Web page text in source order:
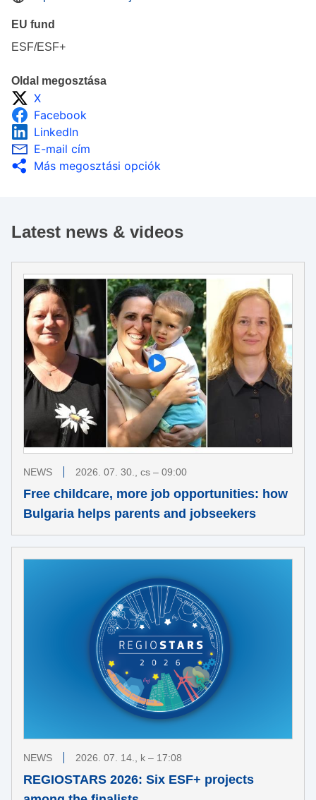
EU fund
ESF/ESF+
Oldal megosztása
X
Facebook
LinkedIn
E-mail cím
Más megosztási opciók
Latest news & videos
NEWS 2026. 07. 30., cs – 09:00
Free childcare, more job opportunities: how
Bulgaria helps parents and jobseekers
NEWS 2026. 07. 14., k – 17:08
REGIOSTARS 2026: Six ESF+ projects